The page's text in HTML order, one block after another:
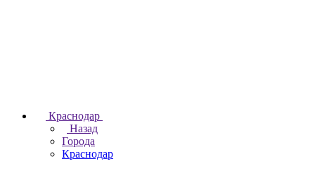
Краснодар
Назад
Города
Краснодар